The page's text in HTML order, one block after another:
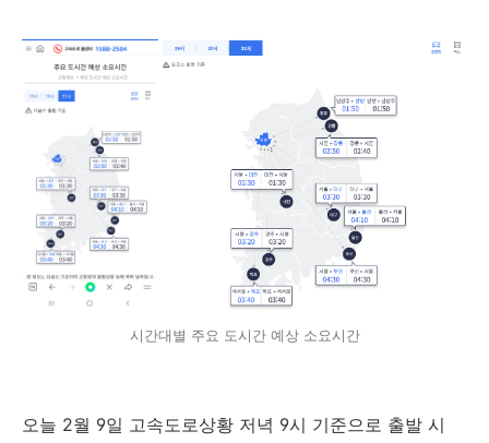
시간대별 주요 도시간 예상 소요시간
오늘 2월 9일 고속도로상황 저녁 9시 기준으로 출발 시